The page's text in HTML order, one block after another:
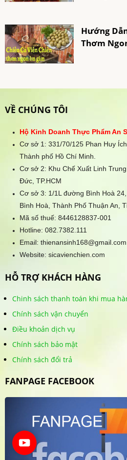
Hướng
Thơm
VỀ CHÚNG TÔI
Hộ Kinh Doanh Thực Phẩm An
Cơ sở 1: 331/70/125 Phan Huy
Thành phố Hồ Chí Minh.
Cơ sở 2: Khu Chế Xuất Linh
Đức, TP.HCM
Cơ sở 3: 1/1L đường Bình Hoà
Bình Hoà, Thành Phố Thuận An,
Mã số thuế: 8446128837-001
Hotline: 082.7382.111
Email: thienansinh168@gmail.com
Website: sicavienchien.com
HỖ TRỢ KHÁCH HÀNG
Chinh sách thanh toán khi mua
Chính sách vận chuyển
Điều khoản dịch vụ
Chính sách bảo mật
Chính sách đổi trả
FANPAGE FACEBOOK